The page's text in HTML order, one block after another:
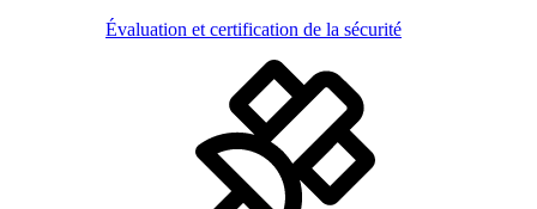
Évaluation et certification de la sécurité